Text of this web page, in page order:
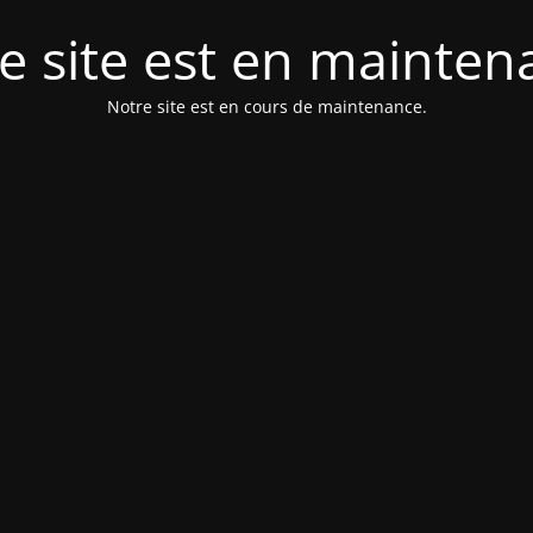
site est en
Notre site est en cours de maintenance.